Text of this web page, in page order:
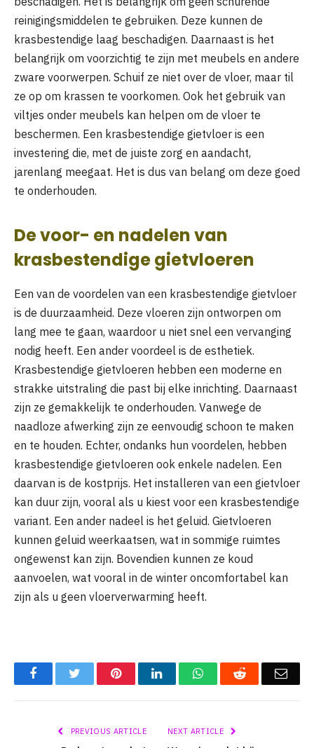
reinigingsmiddelen te gebruiken. Deze kunnen de
krasbestendige laag beschadigen. Daarnaast is het
belangrijk om voorzichtig te zijn met meubels en andere
zware voorwerpen. Schuif ze niet over de vloer, maar til
ze op om krassen te voorkomen. Ook het gebruik van
viltjes onder meubels kan helpen om de vloer te
beschermen. Een krasbestendige gietvloer is een
investering die, met de juiste zorg en aandacht,
jarenlang meegaat. Het is dus van belang om deze goed
te onderhouden.
De voor- en nadelen van
krasbestendige gietvloeren
Een van de voordelen van een krasbestendige gietvloer
is de duurzaamheid. Deze vloeren zijn ontworpen om
lang mee te gaan, waardoor u niet snel een vervanging
nodig heeft. Een ander voordeel is de esthetiek.
Krasbestendige gietvloeren hebben een moderne en
strakke uitstraling die past bij elke inrichting. Daarnaast
zijn ze gemakkelijk te onderhouden. Vanwege de
naadloze afwerking zijn ze eenvoudig schoon te maken
en te houden. Echter, ondanks hun voordelen, hebben
krasbestendige gietvloeren ook enkele nadelen. Een
daarvan is de kostprijs. Het installeren van een gietvloer
kan duur zijn, vooral als u kiest voor een krasbestendige
variant. Een ander nadeel is het geluid. Gietvloeren
kunnen geluid weerkaatsen, wat in sommige ruimtes
ongewenst kan zijn. Bovendien kunnen ze koud
aanvoelen, wat vooral in de winter oncomfortabel kan
zijn als u geen vloerverwarming heeft.
FacebookTwitter PinterestLinkedInWhatsAppReddit
PREVIOUS ARTICLE NEXT ARTICLE